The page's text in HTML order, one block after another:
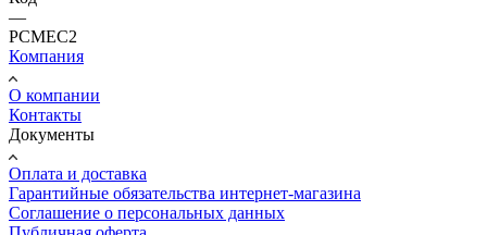
—
PCMEC2
Компания
О компании
Контакты
Документы
Оплата и доставка
Гарантийные обязательства интернет-магазина
Соглашение о персональных данных